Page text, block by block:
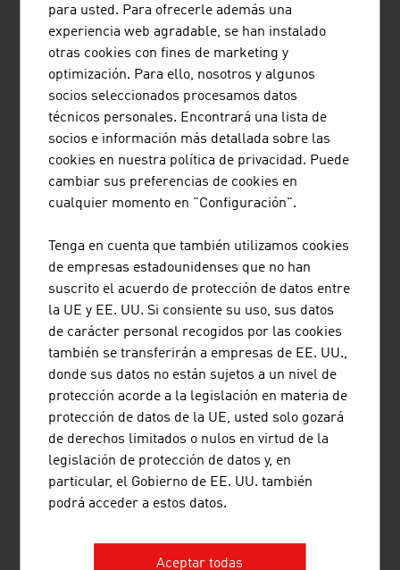
atención se centra en la eficiencia energética y el
suministro de energías renovables. Ya se trate de un
tostadero de café noruego, un edificio de oficinas chino,
una iglesia kazaja, un banco belga, una casa pasiva
estonia o el edificio de una embajada en Tailandia: AGPB
deja claro que las empresas austriacas actúan con éxito
en todo el mundo en el ámbito de la construcción
sostenible.
EXPERTOS DE AUSTRIA
Los arquitectos de Austria poseen una formación sólida y
especializada. En Austria es posible estudiar
arquitectura en los siguientes centros educativos:
Technische Universität Wien (Universidad Politécnica
Technische Universität Graz (Universidad Politécnica
de Graz)
Universität für angewandte Kunst Wien (Universidad
de las Artes Aplicadas de Viena)
Universität für Bodenkultur Wien (Universidad de
Universität Innsbruck (Universidad de Innsbruck)
para usted. Para ofrecerle además una
experiencia web agradable, se han instalado
otras cookies con fines de marketing y
optimización. Para ello, nosotros y algunos
socios seleccionados procesamos datos
técnicos personales. Encontrará una lista de
socios e información más detallada sobre las
cookies en nuestra política de privacidad. Puede
cambiar sus preferencias de cookies en
cualquier momento en "Configuración".
Tenga en cuenta que también utilizamos cookies
de empresas estadounidenses que no han
suscrito el acuerdo de protección de datos entre
la UE y EE. UU. Si consiente su uso, sus datos
de carácter personal recogidos por las cookies
también se transferirán a empresas de EE. UU.,
donde sus datos no están sujetos a un nivel de
protección acorde a la legislación en materia de
protección de datos de la UE, usted solo gozará
de derechos limitados o nulos en virtud de la
legislación de protección de datos y, en
particular, el Gobierno de EE. UU. también
podrá acceder a estos datos.
Aceptar todas